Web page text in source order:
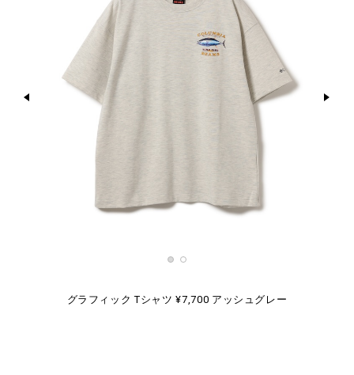
グラフィック Tシャツ ¥7,700 アッシュグレー